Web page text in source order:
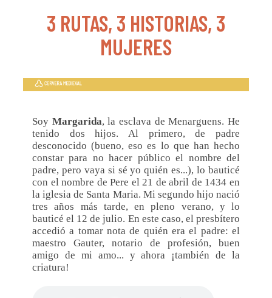
3 RUTAS, 3 HISTORIAS, 3
MUJERES
Soy Margarida, la esclava de Menarguens. He
tenido dos hijos. Al primero, de padre
desconocido (bueno, eso es lo que han hecho
constar para no hacer público el nombre del
padre, pero vaya si sé yo quién es...), lo bauticé
con el nombre de Pere el 21 de abril de 1434 en
la iglesia de Santa Maria. Mi segundo hijo nació
tres años más tarde, en pleno verano, y lo
bauticé el 12 de julio. En este caso, el presbítero
accedió a tomar nota de quién era el padre: el
maestro Gauter, notario de profesión, buen
amigo de mi amo... y ahora ¡también de la
criatura!